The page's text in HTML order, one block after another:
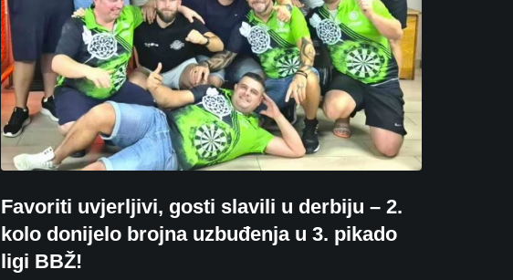
Favoriti uvjerljivi, gosti slavili u derbiju – 2.
kolo donijelo brojna uzbuđenja u 3. pikado
ligi BBŽ!